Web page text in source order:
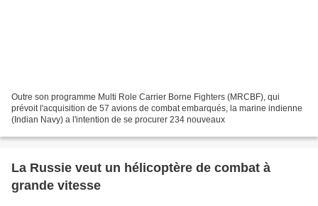
Outre son programme Multi Role Carrier Borne Fighters (MRCBF), qui
prévoit l'acquisition de 57 avions de combat embarqués, la marine indienne
(Indian Navy) a l'intention de se procurer 234 nouveaux
La Russie veut un hélicoptère de combat à
grande vitesse